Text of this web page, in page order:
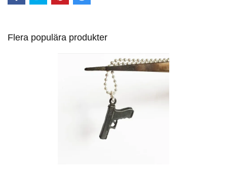
Flera populära produkter